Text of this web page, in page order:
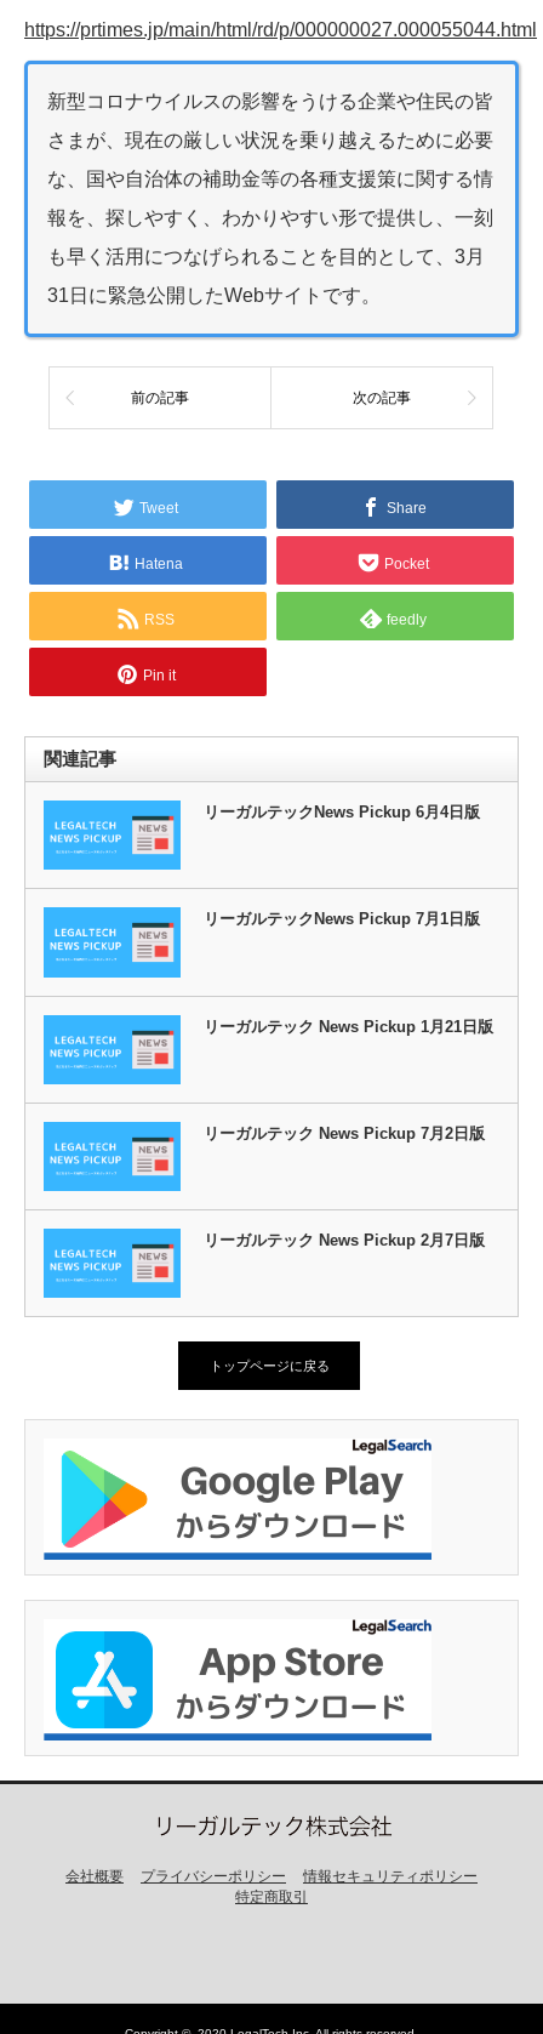
https://prtimes.jp/main/html/rd/p/000000027.000055044.html
新型コロナウイルスの影響をうける企業や住民の皆
さまが、現在の厳しい状況を乗り越えるために必要
な、国や自治体の補助金等の各種支援策に関する情
報を、探しやすく、わかりやすい形で提供し、一刻
も早く活用につなげられることを目的として、3月
31日に緊急公開したWebサイトです。
前の記事 次の記事
Tweet Share
Hatena Pocket
RSS feedly
Pin it
関連記事
リーガルテックNews Pickup 6月4日版
リーガルテックNews Pickup 7月1日版
リーガルテック News Pickup 1月21日版
リーガルテック News Pickup 7月2日版
リーガルテック News Pickup 2月7日版
トップページに戻る
会社概要 プライバシーポリシー
情報セキュリティポリシー
特定商取引